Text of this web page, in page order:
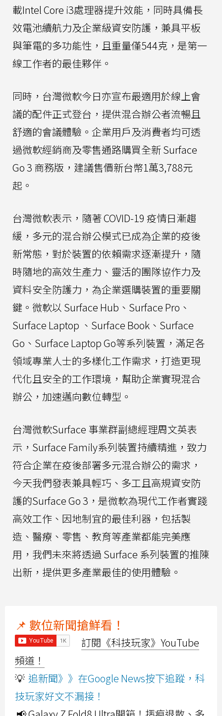
載Intel Core i3處理器提升效能，同時具備長
效電池續航力及企業級資安防護，兼具平板
與筆電的多功能性，且重量僅544克，是第一
線工作者的最佳夥伴。
同時，台灣微軟今日亦宣布最適用於線上會
議的配件正式登台，提供混合辦公者流暢且
舒適的會議體驗。企業用戶及消費者均可透
過微軟經銷商及零售通路購買全新 Surface
Go 3 商務版，建議售價新台幣1萬3,788元
起。
台灣微軟表示，隨著 COVID-19 疫情日漸趨
緩，多元的混合辦公模式已成為企業的疫後
新常態，對於裝置的依賴需求逐漸提升，隨
時隨地的高效生產力、靈活的團隊協作力及
資料安全防護力，為企業選購裝置的重要關
鍵。微軟以 Surface Hub、Surface Pro、
Surface Laptop 、Surface Book、Surface
Go、Surface Laptop Go等系列裝置，滿足各
領域專業人士的多樣化工作需求，打造更現
代化且安全的工作環境，幫助企業實現混合
辦公，加速邁向數位轉型。
台灣微軟Surface 事業群副總經理周文英表
示，Surface Family系列裝置持續精進，致力
符合企業在疫後部署多元混合辦公的需求，
今天我們發表兼具輕巧、多工且高規資安防
護的Surface Go 3，是微軟為現代工作者實踐
高效工作、因地制宜的最佳利器，包括製
造、醫療、零售、教育等產業都能完美應
用，我們未來將透過 Surface 系列裝置的推陳
出新，提供更多產業最佳的使用體驗。
📌 數位新聞搶鮮看！
訂閱《科技玩家》YouTube
頻道！
💡 追新聞》》在Google News按下追蹤，科
技玩家好文不漏接！